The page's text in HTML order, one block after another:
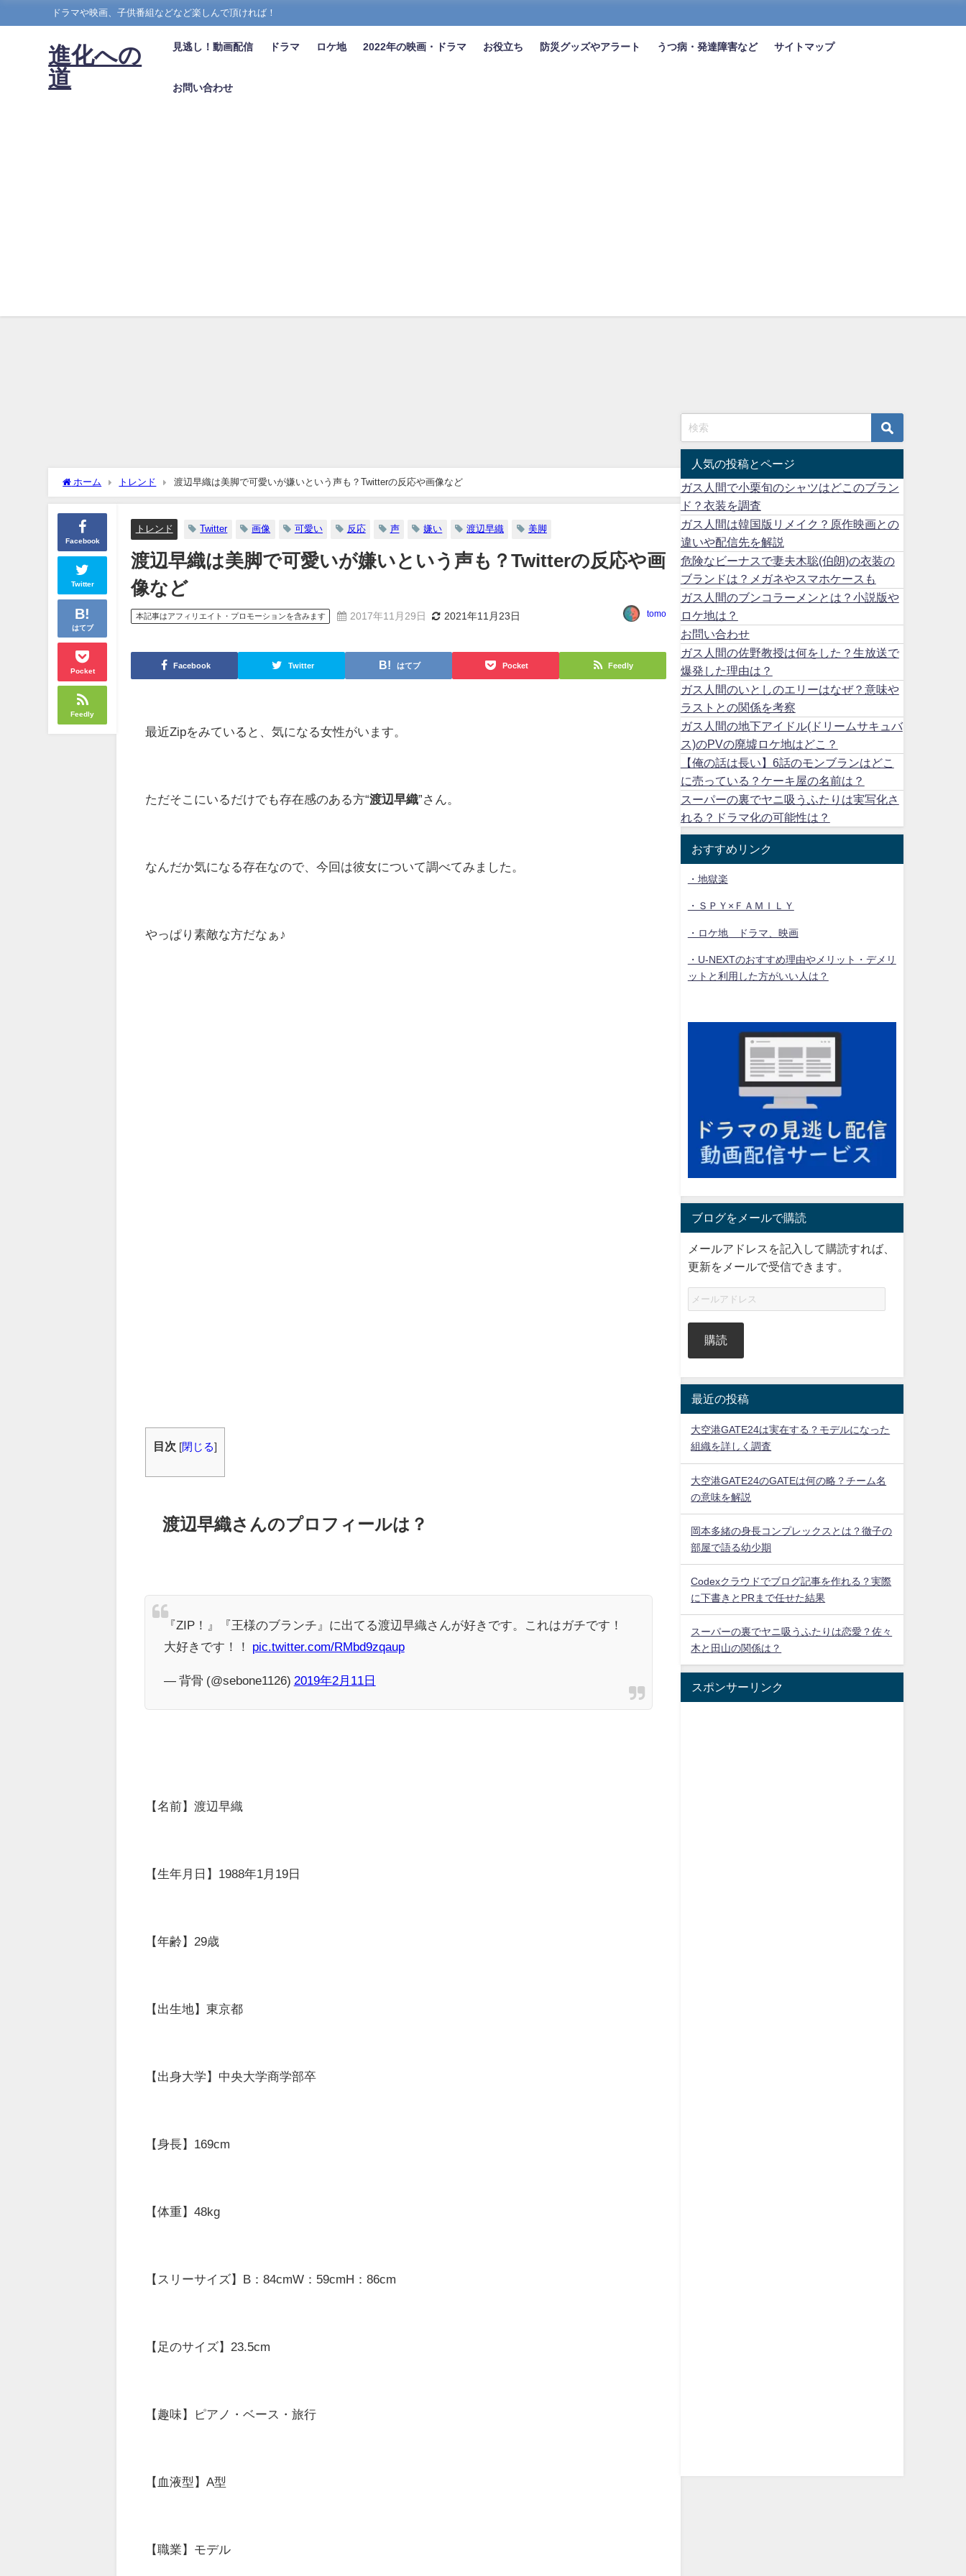
ドラマや映画、子供番組などなど楽しんで頂ければ！
進化への
道
見逃し！動画配信 ドラマ ロケ地 2022年の映画・ドラマ お役立ち 防災グッズやアラート うつ病・発達障害など サイトマップ
お問い合わせ
ホーム トレンド 渡辺早織は美脚で可愛いが嫌いという声も？Twitterの反応や画像など
Facebook
Twitter
はてブ
Pocket
Feedly
トレンド Twitter 画像 可愛い 反応 声 嫌い 渡辺早織 美脚
渡辺早織は美脚で可愛いが嫌いという声も？Twitterの反応や画
像など
本記事はアフィリエイト・プロモーションを含みます 2017年11月29日 2021年11月23日 tomo
Facebook Twitter はてブ Pocket Feedly
最近Zipをみていると、気になる女性がいます。
ただそこにいるだけでも存在感のある方“渡辺早織”さん。
なんだか気になる存在なので、今回は彼女について調べてみました。
やっぱり素敵な方だなぁ♪
目次 閉じる
渡辺早織さんのプロフィールは？
『ZIP！』『王様のブランチ』に出てる渡辺早織さんが好きです。これはガチです！
大好きです！！ pic.twitter.com/RMbd9zqaup
— 背骨 (@sebone1126) 2019年2月11日
【名前】渡辺早織
【生年月日】1988年1月19日
【年齢】29歳
【出生地】東京都
【出身大学】中央大学商学部卒
【身長】169cm
【体重】48kg
【スリーサイズ】B：84cmW：59cmH：86cm
【足のサイズ】23.5cm
【趣味】ピアノ・ベース・旅行
【血液型】A型
【職業】モデル
人気の投稿とページ
ガス人間で小栗旬のシャツはどこのブラン
ド？衣装を調査
ガス人間は韓国版リメイク？原作映画との
違いや配信先を解説
危険なビーナスで妻夫木聡(伯朗)の衣装の
ブランドは？メガネやスマホケースも
ガス人間のブンコラーメンとは？小説版や
ロケ地は？
お問い合わせ
ガス人間の佐野教授は何をした？生放送で
爆発した理由は？
ガス人間のいとしのエリーはなぜ？意味や
ラストとの関係を考察
ガス人間の地下アイドル(ドリームサキュバ
ス)のPVの廃墟ロケ地はどこ？
【俺の話は長い】6話のモンブランはどこ
に売っている？ケーキ屋の名前は？
スーパーの裏でヤニ吸うふたりは実写化さ
れる？ドラマ化の可能性は？
おすすめリンク
・地獄楽
・ＳＰＹ×ＦＡＭＩＬＹ
・ロケ地 ドラマ、映画
・U-NEXTのおすすめ理由やメリット・デメリ
ットと利用した方がいい人は？
ブログをメールで購読
メールアドレスを記入して購読すれば、
更新をメールで受信できます。
購読
最近の投稿
大空港GATE24は実在する？モデルになった
組織を詳しく調査
大空港GATE24のGATEは何の略？チーム名
の意味を解説
岡本多緒の身長コンプレックスとは？徹子の
部屋で語る幼少期
Codexクラウドでブログ記事を作れる？実際
に下書きとPRまで任せた結果
スーパーの裏でヤニ吸うふたりは恋愛？佐々
木と田山の関係は？
スポンサーリンク